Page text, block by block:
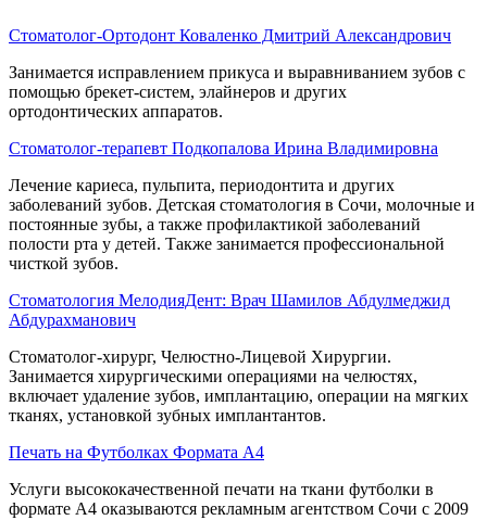
Стоматолог-Ортодонт Коваленко Дмитрий Александрович
Занимается исправлением прикуса и выравниванием зубов с
помощью брекет-систем, элайнеров и других
ортодонтических аппаратов.
Стоматолог-терапевт Подкопалова Ирина Владимировна
Лечение кариеса, пульпита, периодонтита и других
заболеваний зубов. Детская стоматология в Сочи, молочные и
постоянные зубы, а также профилактикой заболеваний
полости рта у детей. Также занимается профессиональной
чисткой зубов.
Стоматология МелодияДент: Врач Шамилов Абдулмеджид
Абдурахманович
Стоматолог-хирург, Челюстно-Лицевой Хирургии.
Занимается хирургическими операциями на челюстях,
включает удаление зубов, имплантацию, операции на мягких
тканях, установкой зубных имплантантов.
Печать на Футболках Формата А4
Услуги высококачественной печати на ткани футболки в
формате А4 оказываются рекламным агентством Сочи с 2009